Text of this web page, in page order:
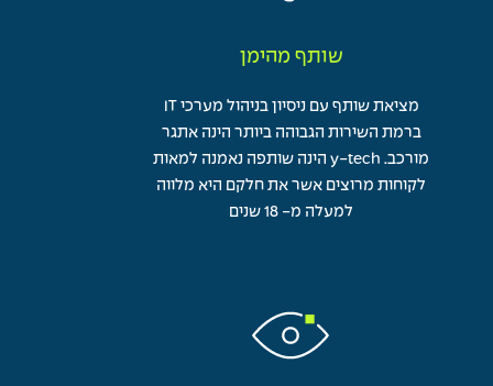
שותף מהימן
מציאת שותף עם ניסיון בניהול מערכי IT
ברמת השירות הגבוהה ביותר הינה אתגר
מורכב. y-tech הינה שותפה נאמנה למאות
לקוחות מרוצים אשר את חלקם היא מלווה
למעלה מ- 18 שנים